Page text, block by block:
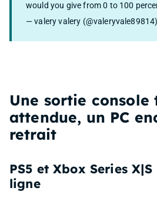
would you give from 0 to 100
— valery valery (@valeryvale89814)
Une sortie console
attendue, un PC
retrait
PS5 et Xbox Series
ligne